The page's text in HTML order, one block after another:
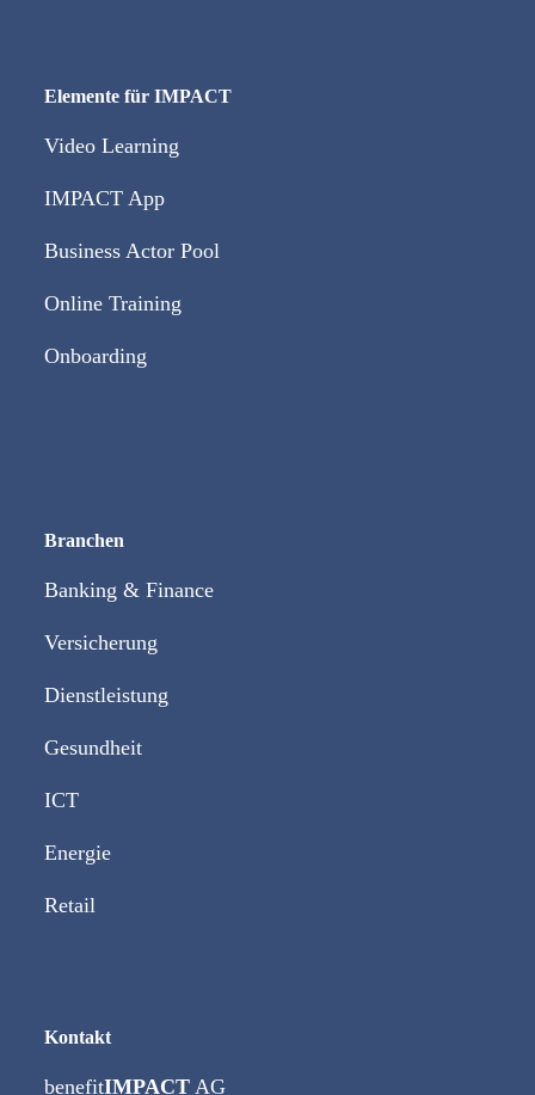
Elemente für IMPACT
Video Learning
IMPACT App
Business Actor Pool
Online Training
Onboarding
Branchen
Banking & Finance
Versicherung
Dienstleistung
Gesundheit
ICT
Energie
Retail
Kontakt
benefitIMPACT AG